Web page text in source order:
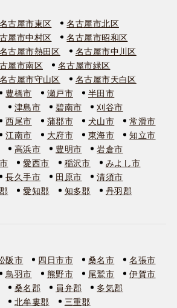
名古屋市東区
名古屋市北区
屋市中村区
名古屋市昭和区
名古屋市熱田区
名古屋市中川区
屋市南区
名古屋市緑区
名古屋市守山区
名古屋市天白区
豊橋市 瀬戸市
半田市
津島市 碧南市
刈谷市
西尾市 蒲郡市 犬山市
常滑市
江南市 大府市 東海市
知立市
高浜市 豊明市
岩倉市
愛西市 稲沢市
みよし市
長久手市 田原市
清須市
愛知郡 知多郡
丹羽郡
阪市 四日市市 桑名市
名張市
鳥羽市 熊野市 尾鷲市
伊賀市
桑名郡 員弁郡
多気郡
北牟婁郡 三重郡